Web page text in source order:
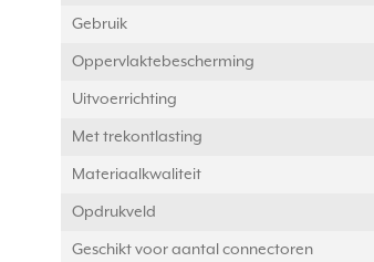
Gebruik
Oppervlaktebescherming
Uitvoerrichting
Met trekontlasting
Materiaalkwaliteit
Opdrukveld
Geschikt voor aantal connectoren